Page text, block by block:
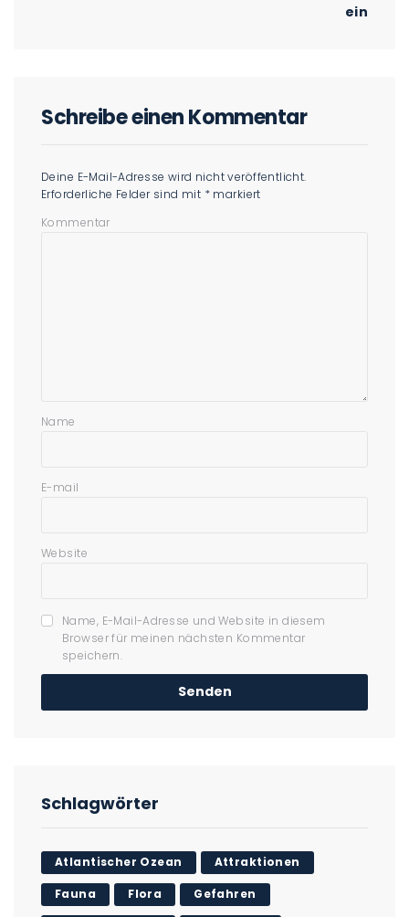
ein
Schreibe einen Kommentar
Deine E-Mail-Adresse wird nicht veröffentlicht.
Erforderliche Felder sind mit * markiert
Kommentar
Name
E-mail
Website
Name, E-Mail-Adresse und Website in diesem
Browser für meinen nächsten Kommentar
speichern.
Schlagwörter
Atlantischer Ozean Attraktionen
Fauna Flora Gefahren